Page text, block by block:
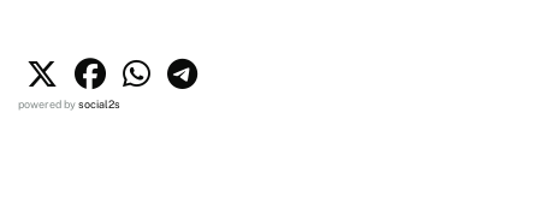
powered bysocial2s